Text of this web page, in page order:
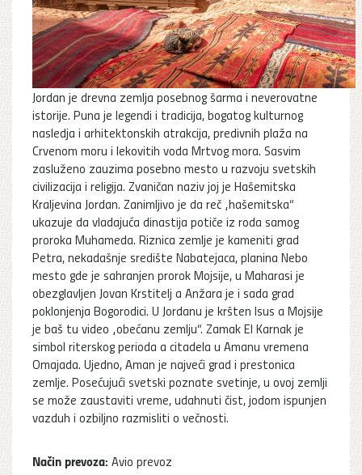
Jordan je drevna zemlja posebnog šarma i neverovatne
istorije. Puna je legendi i tradicija, bogatog kulturnog
nasledja i arhitektonskih atrakcija, predivnih plaža na
Crvenom moru i lekovitih voda Mrtvog mora. Sasvim
zasluženo zauzima posebno mesto u razvoju svetskih
civilizacija i religija. Zvaničan naziv joj je Hašemitska
Kraljevina Jordan. Zanimljivo je da reč „hašemitska“
ukazuje da vladajuća dinastija potiče iz roda samog
proroka Muhameda. Riznica zemlje je kameniti grad
Petra, nekadašnje središte Nabatejaca, planina Nebo
mesto gde je sahranjen prorok Mojsije, u Maharasi je
obezglavljen Jovan Krstitelj a Anžara je i sada grad
poklonjenja Bogorodici. U Jordanu je kršten Isus a Mojsije
je baš tu video „obećanu zemlju“. Zamak El Karnak je
simbol riterskog perioda a citadela u Amanu vremena
Omajada. Ujedno, Aman je najveći grad i prestonica
zemlje. Posećujući svetski poznate svetinje, u ovoj zemlji
se može zaustaviti vreme, udahnuti čist, jodom ispunjen
vazduh i ozbiljno razmisliti o večnosti.
Način prevoza: Avio prevoz